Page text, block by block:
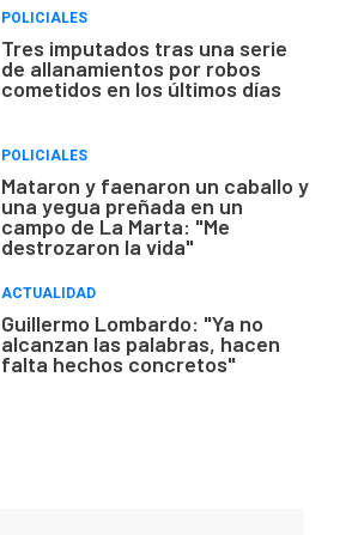
POLICIALES
Tres imputados tras una serie
de allanamientos por robos
cometidos en los últimos días
POLICIALES
Mataron y faenaron un caballo y
una yegua preñada en un
campo de La Marta: "Me
destrozaron la vida"
ACTUALIDAD
Guillermo Lombardo: "Ya no
alcanzan las palabras, hacen
falta hechos concretos"